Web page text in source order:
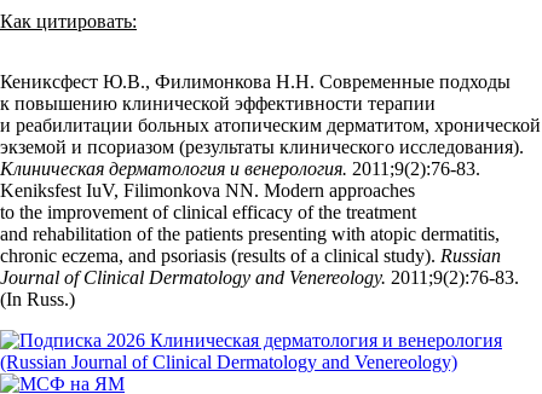
Как цитировать:
Кениксфест Ю.В., Филимонкова Н.Н. Современные подходы
к повышению клинической эффективности терапии
и реабилитации больных атопическим дерматитом, хронической
экземой и псориазом (результаты клинического исследования).
Клиническая дерматология и венерология. 2011;9(2):76‑83.
Keniksfest IuV, Filimonkova NN. Modern approaches
to the improvement of clinical efficacy of the treatment
and rehabilitation of the patients presenting with atopic dermatitis,
chronic eczema, and psoriasis (results of a clinical study). Russian
Journal of Clinical Dermatology and Venereology. 2011;9(2):76‑83.
(In Russ.)